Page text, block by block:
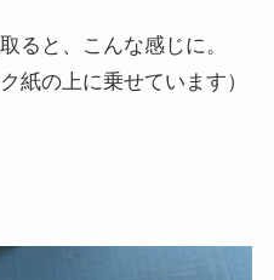
ると、こんな感じに。
紙の上に乗せています）